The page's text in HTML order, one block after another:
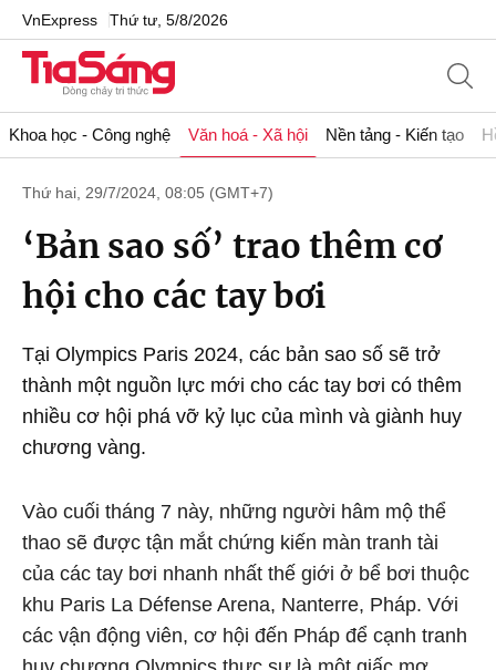
VnExpress Thứ tư, 5/8/2026
Khoa học - Công nghệ Văn hoá - Xã hội Nền tảng - Kiến tạo
Thứ hai, 29/7/2024, 08:05 (GMT+7)
‘Bản sao số’ trao thêm cơ
hội cho các tay bơi
Tại Olympics Paris 2024, các bản sao số sẽ trở
thành một nguồn lực mới cho các tay bơi có thêm
nhiều cơ hội phá vỡ kỷ lục của mình và giành huy
chương vàng.
Vào cuối tháng 7 này, những người hâm mộ thể
thao sẽ được tận mắt chứng kiến màn tranh tài
của các tay bơi nhanh nhất thế giới ở bể bơi thuộc
khu Paris La Défense Arena, Nanterre, Pháp. Với
các vận động viên, cơ hội đến Pháp để cạnh tranh